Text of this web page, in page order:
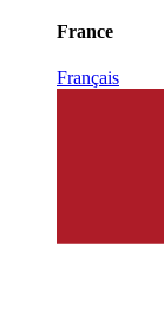
France
Français